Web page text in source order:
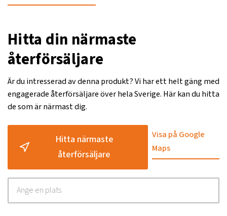
Hitta din närmaste
återförsäljare
Är du intresserad av denna produkt? Vi har ett helt gäng med
engagerade återförsäljare över hela Sverige. Här kan du hitta
de som är närmast dig.
Hitta närmaste
återförsäljare
Visa på Google
Maps